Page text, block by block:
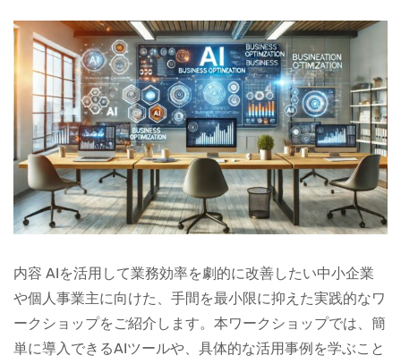
内容 AIを活用して業務効率を劇的に改善したい中小企業
や個人事業主に向けた、手間を最小限に抑えた実践的なワ
ークショップをご紹介します。本ワークショップでは、簡
単に導入できるAIツールや、具体的な活用事例を学ぶこと